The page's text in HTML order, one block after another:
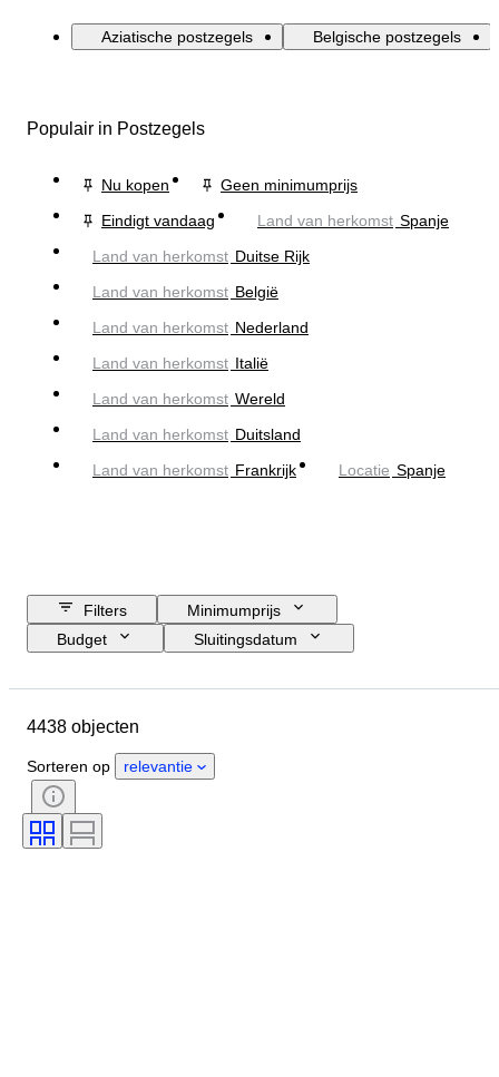
Aziatische postzegels Belgische postzegels
Populair in Postzegels
Nu kopen
Geen minimumprijs
Eindigt vandaag
Land van herkomst Spanje
Land van herkomst Duitse Rijk
Land van herkomst België
Land van herkomst Nederland
Land van herkomst Italië
Land van herkomst Wereld
Land van herkomst Duitsland
Land van herkomst Frankrijk Locatie Spanje
Filters
Minimumprijs
Budget
Sluitingsdatum
Geslacht
Certificaat
Techniek
Handtekening
Band
Kleur
4438 objecten
Sorteren op relevantie